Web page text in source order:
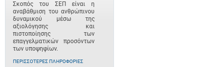
Σκοπός του ΣΕΠ είναι η
αναβάθμιση του ανθρώπινου
δυναμικού μέσω της
αξιολόγησης και
πιστοποίησης των
επαγγελματικών προσόντων
των υποψηφίων.
ΠΕΡΙΣΣΌΤΕΡΕΣ ΠΛΗΡΟΦΟΡΊΕΣ